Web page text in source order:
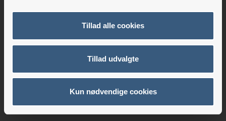
Tillad alle cookies
Tillad udvalgte
Kun nødvendige cookies